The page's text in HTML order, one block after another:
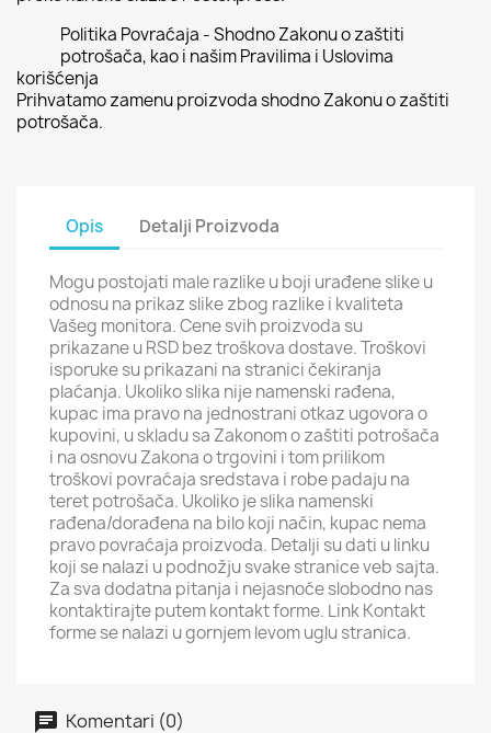
Politika Povraćaja - Shodno Zakonu o zaštiti
potrošača, kao i našim Pravilima i Uslovima
korišćenja
Prihvatamo zamenu proizvoda shodno Zakonu o zaštiti
potrošača.
Opis Detalji Proizvoda
Mogu postojati male razlike u boji urađene slike u
odnosu na prikaz slike zbog razlike i kvaliteta
Vašeg monitora. Cene svih proizvoda su
prikazane u RSD bez troškova dostave. Troškovi
isporuke su prikazani na stranici čekiranja
plaćanja. Ukoliko slika nije namenski rađena,
kupac ima pravo na jednostrani otkaz ugovora o
kupovini, u skladu sa Zakonom o zaštiti potrošača
i na osnovu Zakona o trgovini i tom prilikom
troškovi povraćaja sredstava i robe padaju na
teret potrošača. Ukoliko je slika namenski
rađena/dorađena na bilo koji način, kupac nema
pravo povraćaja proizvoda. Detalji su dati u linku
koji se nalazi u podnožju svake stranice veb sajta.
Za sva dodatna pitanja i nejasnoće slobodno nas
kontaktirajte putem kontakt forme. Link Kontakt
forme se nalazi u gornjem levom uglu stranica.
Komentari (0)